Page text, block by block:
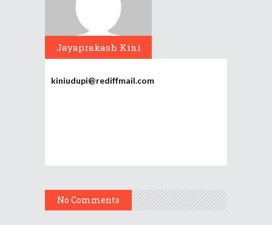
Jayaprakash Kini
kiniudupi@rediffmail.com
No Comments